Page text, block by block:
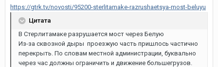
https://gtrk.tv/novosti/95200-sterlitamake-razrushaetsya-most-beluyu
Цитата
В Стерлитамаке разрушается мост через Белую
Из-за сквозной дыры проезжую часть пришлось частично
перекрыть. По словам местной администрации, буквально
через час должны ограничить и движение большегрузов.